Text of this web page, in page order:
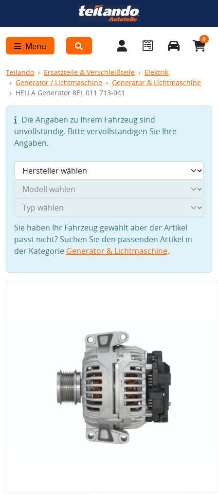
Menü
0
Teilando Ersatzteile & Verschleißteile
Elektrik
Generator / Lichtmaschine
Generator & Lichtmaschine
HELLA Generator 8EL 011 713-041
Die Angaben zu Ihrem Fahrzeug sind
unvollständig. Bitte vervollständigen Sie Ihre
Angaben.
Sie haben Ihr Fahrzeug gewählt aber der Artikel
passt nicht? Suchen Sie den passenden Artikel in
der Kategorie Generator & Lichtmaschine.